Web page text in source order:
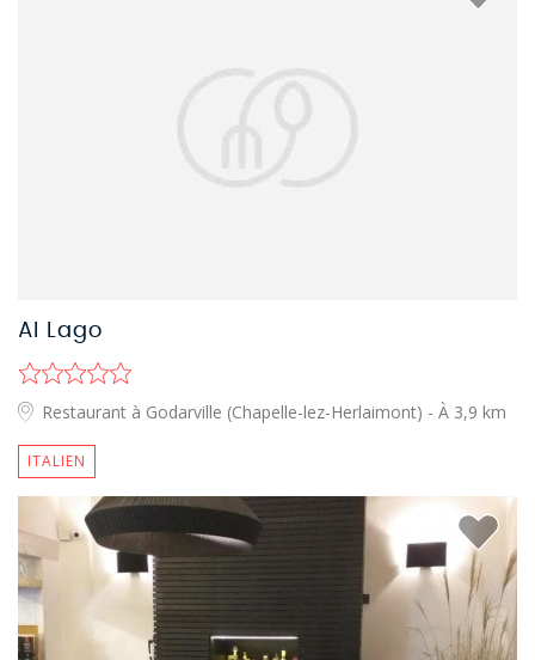
Al Lago
Restaurant à Godarville (Chapelle-lez-Herlaimont) - À 3,9 km
ITALIEN